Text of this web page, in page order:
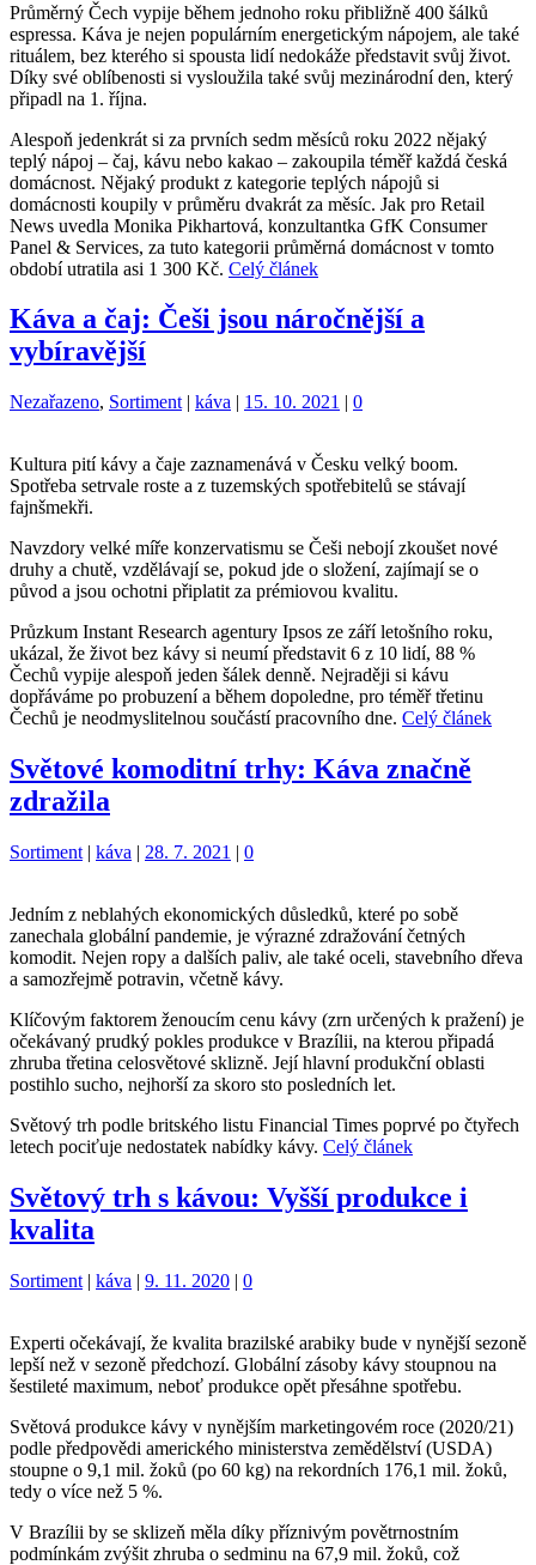
Průměrný Čech vypije během jednoho roku přibližně 400 šálků
espressa. Káva je nejen populárním energetickým nápojem, ale také
rituálem, bez kterého si spousta lidí nedokáže představit svůj život.
Díky své oblíbenosti si vysloužila také svůj mezinárodní den, který
připadl na 1. října.
Alespoň jedenkrát si za prvních sedm měsíců roku 2022 nějaký
teplý nápoj – čaj, kávu nebo kakao – zakoupila téměř každá česká
domácnost. Nějaký produkt z kategorie teplých nápojů si
domácnosti koupily v průměru dvakrát za měsíc. Jak pro Retail
News uvedla Monika Pikhartová, konzultantka GfK Consumer
Panel & Services, za tuto kategorii průměrná domácnost v tomto
období utratila asi 1 300 Kč. Celý článek
Káva a čaj: Češi jsou náročnější a
vybíravější
Kategorie:
Nezařazeno, Sortiment | Štítky:
káva | 15. 10. 2021 | 0
Kultura pití kávy a čaje zaznamenává v Česku velký boom.
Spotřeba setrvale roste a z tuzemských spotřebitelů se stávají
fajnšmekři.
Navzdory velké míře konzervatismu se Češi nebojí zkoušet nové
druhy a chutě, vzdělávají se, pokud jde o složení, zajímají se o
původ a jsou ochotni připlatit za prémiovou kvalitu.
Průzkum Instant Research agentury Ipsos ze září letošního roku,
ukázal, že život bez kávy si neumí představit 6 z 10 lidí, 88 %
Čechů vypije alespoň jeden šálek denně. Nejraději si kávu
dopřáváme po probuzení a během dopoledne, pro téměř třetinu
Čechů je neodmyslitelnou součástí pracovního dne. Celý článek
Světové komoditní trhy: Káva značně
zdražila
Kategorie:
Sortiment | Štítky:
káva | 28. 7. 2021 | 0
Jedním z neblahých ekonomických důsledků, které po sobě
zanechala globální pandemie, je výrazné zdražování četných
komodit. Nejen ropy a dalších paliv, ale také oceli, stavebního dřeva
a samozřejmě potravin, včetně kávy.
Klíčovým faktorem ženoucím cenu kávy (zrn určených k pražení) je
očekávaný prudký pokles produkce v Brazílii, na kterou připadá
zhruba třetina celosvětové sklizně. Její hlavní produkční oblasti
postihlo sucho, nejhorší za skoro sto posledních let.
Světový trh podle britského listu Financial Times poprvé po čtyřech
letech pociťuje nedostatek nabídky kávy. Celý článek
Světový trh s kávou: Vyšší produkce i
kvalita
Kategorie:
Sortiment | Štítky:
káva | 9. 11. 2020 | 0
Experti očekávají, že kvalita brazilské arabiky bude v nynější sezoně
lepší než v sezoně předchozí. Globální zásoby kávy stoupnou na
šestileté maximum, neboť produkce opět přesáhne spotřebu.
Světová produkce kávy v nynějším marketingovém roce (2020/21)
podle předpovědi amerického ministerstva zemědělství (USDA)
stoupne o 9,1 mil. žoků (po 60 kg) na rekordních 176,1 mil. žoků,
tedy o více než 5 %.
V Brazílii by se sklizeň měla díky příznivým povětrnostním
podmínkám zvýšit zhruba o sedminu na 67,9 mil. žoků, což